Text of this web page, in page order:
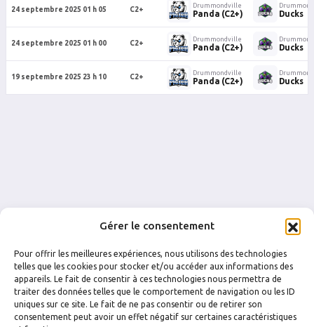
Gérer le consentement
Pour offrir les meilleures expériences, nous utilisons des technologies
telles que les cookies pour stocker et/ou accéder aux informations des
appareils. Le fait de consentir à ces technologies nous permettra de
traiter des données telles que le comportement de navigation ou les ID
uniques sur ce site. Le fait de ne pas consentir ou de retirer son
consentement peut avoir un effet négatif sur certaines caractéristiques
24 septembre 2025 01 h 05 C2+
Drummondville
Panda (C2+) Ducks
24 septembre 2025 01 h 00 C2+
Drummondville
Panda (C2+) Ducks
19 septembre 2025 23 h 10 C2+
Drummondville
Panda (C2+) Ducks
FACEBOOK INSTAGRAM